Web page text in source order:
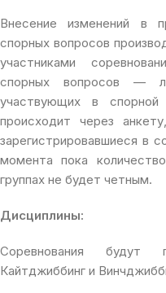
Внесение изменений в
спорных вопросов
участниками
спорных вопросов —
участвующих в спорной
происходит через
зарегистрировавшиеся в
момента пока
группах не будет четным.
Дисциплины:
Соревнования будут
Кайтджиббинг и